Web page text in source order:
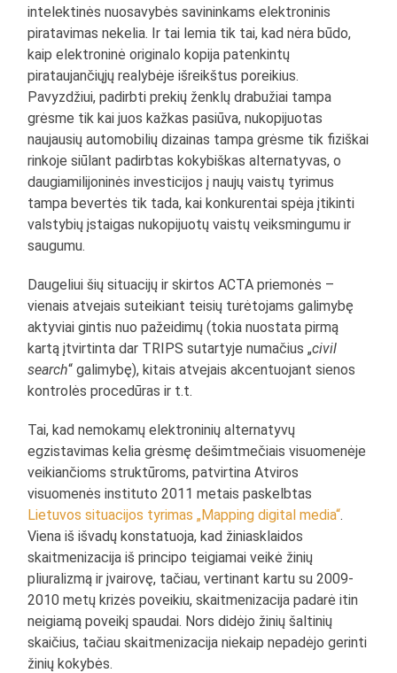
intelektinės nuosavybės savininkams elektroninis
piratavimas nekelia. Ir tai lemia tik tai, kad nėra būdo,
kaip elektroninė originalo kopija patenkintų
pirataujančiųjų realybėje išreikštus poreikius.
Pavyzdžiui, padirbti prekių ženklų drabužiai tampa
grėsme tik kai juos kažkas pasiūva, nukopijuotas
naujausių automobilių dizainas tampa grėsme tik fiziškai
rinkoje siūlant padirbtas kokybiškas alternatyvas, o
daugiamilijoninės investicijos į naujų vaistų tyrimus
tampa bevertės tik tada, kai konkurentai spėja įtikinti
valstybių įstaigas nukopijuotų vaistų veiksmingumu ir
saugumu.
Daugeliui šių situacijų ir skirtos ACTA priemonės –
vienais atvejais suteikiant teisių turėtojams galimybę
aktyviai gintis nuo pažeidimų (tokia nuostata pirmą
kartą įtvirtinta dar TRIPS sutartyje numačius „civil
search“ galimybę), kitais atvejais akcentuojant sienos
kontrolės procedūras ir t.t.
Tai, kad nemokamų elektroninių alternatyvų
egzistavimas kelia grėsmę dešimtmečiais visuomenėje
veikiančioms struktūroms, patvirtina Atviros
visuomenės instituto 2011 metais paskelbtas
Lietuvos situacijos tyrimas „Mapping digital media“.
Viena iš išvadų konstatuoja, kad žiniasklaidos
skaitmenizacija iš principo teigiamai veikė žinių
pliuralizmą ir įvairovę, tačiau, vertinant kartu su 2009-
2010 metų krizės poveikiu, skaitmenizacija padarė itin
neigiamą poveikį spaudai. Nors didėjo žinių šaltinių
skaičius, tačiau skaitmenizacija niekaip nepadėjo gerinti
žinių kokybės.